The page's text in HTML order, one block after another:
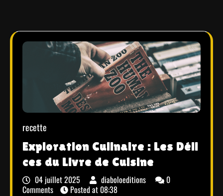
recette
Exploration Culinaire : Les Déli
ces du Livre de Cuisine
04 juillet 2025 diaboloeditions
0
Comments
Posted at 08:38